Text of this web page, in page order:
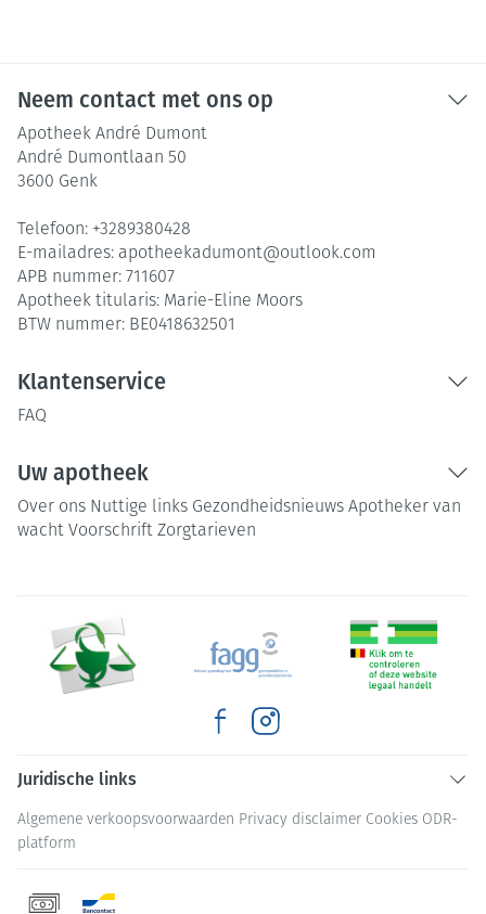
Neem contact met ons op
Apotheek André Dumont
André Dumontlaan 50
3600 Genk
Telefoon: +3289380428
E-mailadres: apotheekadumont@outlook.com
APB nummer: 711607
Apotheek titularis: Marie-Eline Moors
BTW nummer: BE0418632501
Klantenservice
FAQ
Uw apotheek
Over ons Nuttige links Gezondheidsnieuws Apotheker van
wacht Voorschrift Zorgtarieven
Juridische links
Algemene verkoopsvoorwaarden Privacy disclaimer Cookies ODR-
platform